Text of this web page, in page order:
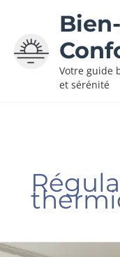
contenu
Votre guide
et sérénité